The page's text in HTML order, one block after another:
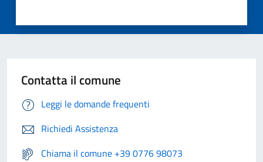
Contatta il comune
Leggi le domande frequenti
Richiedi Assistenza
Chiama il comune +39 0776 98073